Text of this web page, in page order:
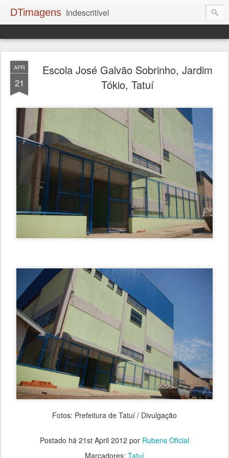
DTimagens Indescritível
APR
21
Escola José Galvão Sobrinho, Jardim
Tókio, Tatuí
Fotos: Prefeitura de Tatuí / Divulgação
Postado há 21st April 2012 por Rubens Oficial
Marcadores: Tatuí